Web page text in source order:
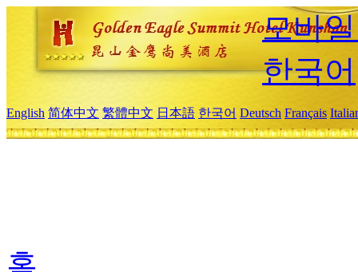
모바
한국어
English 简体中文 繁體中文 日本語 한국어 Deutsch Français
홈